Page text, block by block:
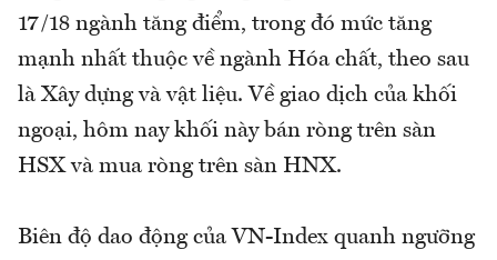
17/18 ngành tăng điểm, trong đó mức tăng
mạnh nhất thuộc về ngành Hóa chất, theo sau
là Xây dựng và vật liệu. Về giao dịch của khối
ngoại, hôm nay khối này bán ròng trên sàn
HSX và mua ròng trên sàn HNX.
Biên độ dao động của VN-Index quanh ngưỡng